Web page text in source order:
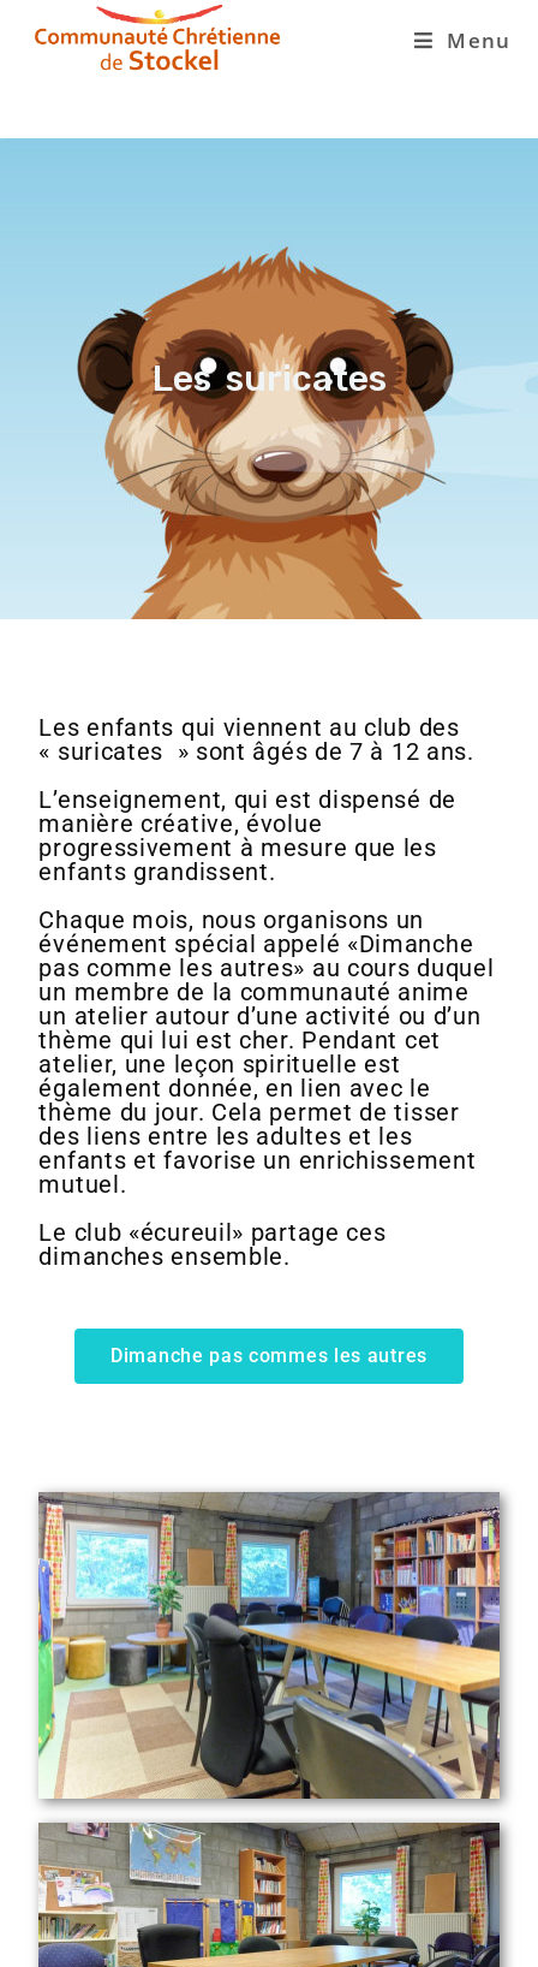
Menu
Les suricates
Les enfants qui viennent au club des
« suricates » sont âgés de 7 à 12 ans.
L’enseignement, qui est dispensé de
manière créative, évolue
progressivement à mesure que les
enfants grandissent.
Chaque mois, nous organisons un
événement spécial appelé «Dimanche
pas comme les autres» au cours duquel
un membre de la communauté anime
un atelier autour d’une activité ou d’un
thème qui lui est cher. Pendant cet
atelier, une leçon spirituelle est
également donnée, en lien avec le
thème du jour. Cela permet de tisser
des liens entre les adultes et les
enfants et favorise un enrichissement
mutuel.
Le club «écureuil» partage ces
dimanches ensemble.
Dimanche pas commes les autres